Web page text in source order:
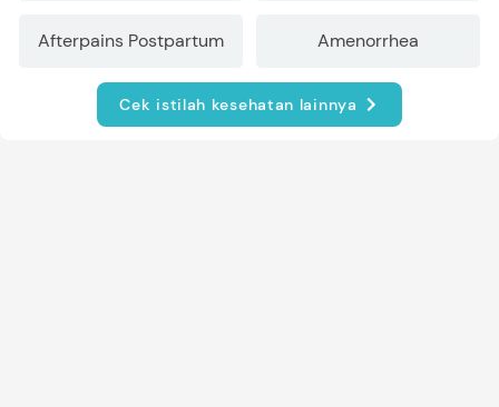
Afterpains Postpartum Amenorrhea
Cek istilah kesehatan lainnya